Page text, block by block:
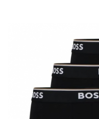
Casa, Gradina & Bricolaj
Bucatarie & Servire
Curatenie si intretinere
Decoratiuni
Gradinarit